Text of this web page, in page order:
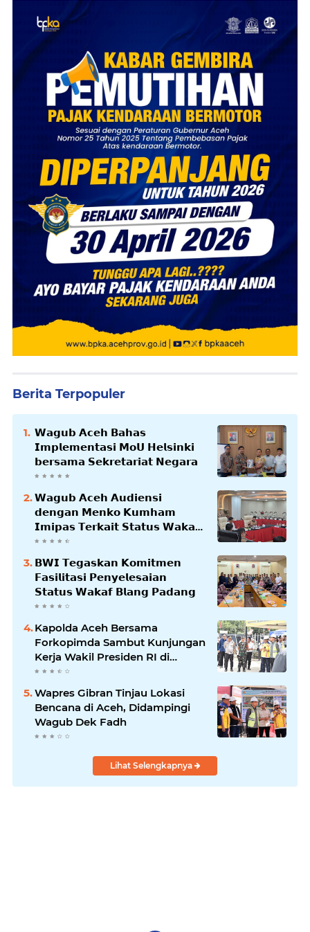
Berita Terpopuler
𝗪𝗮𝗴𝘂𝗯 𝗔𝗰𝗲𝗵 𝗕𝗮𝗵𝗮𝘀
𝗜𝗺𝗽𝗹𝗲𝗺𝗲𝗻𝘁𝗮𝘀𝗶 𝗠𝗼𝗨 𝗛𝗲𝗹𝘀𝗶𝗻𝗸𝗶
𝗯𝗲𝗿𝘀𝗮𝗺𝗮 𝗦𝗲𝗸𝗿𝗲𝘁𝗮𝗿𝗶𝗮𝘁 𝗡𝗲𝗴𝗮𝗿𝗮
𝗪𝗮𝗴𝘂𝗯 𝗔𝗰𝗲𝗵 𝗔𝘂𝗱𝗶𝗲𝗻𝘀𝗶
𝗱𝗲𝗻𝗴𝗮𝗻 𝗠𝗲𝗻𝗸𝗼 𝗞𝘂𝗺𝗵𝗮𝗺
𝗜𝗺𝗶𝗽𝗮𝘀 𝗧𝗲𝗿𝗸𝗮𝗶𝘁 𝗦𝘁𝗮𝘁𝘂𝘀 𝗪𝗮𝗸𝗮𝗳
𝗕𝗹𝗮𝗻𝗴𝗽𝗮𝗱𝗮𝗻𝗴
𝗕𝗪𝗜 𝗧𝗲𝗴𝗮𝘀𝗸𝗮𝗻 𝗞𝗼𝗺𝗶𝘁𝗺𝗲𝗻
𝗙𝗮𝘀𝗶𝗹𝗶𝘁𝗮𝘀𝗶 𝗣𝗲𝗻𝘆𝗲𝗹𝗲𝘀𝗮𝗶𝗮𝗻
𝗦𝘁𝗮𝘁𝘂𝘀 𝗪𝗮𝗸𝗮𝗳 𝗕𝗹𝗮𝗻𝗴 𝗣𝗮𝗱𝗮𝗻𝗴
Kapolda Aceh Bersama
Forkopimda Sambut Kunjungan
Kerja Wakil Presiden RI di
Kabupaten Bireuen
Wapres Gibran Tinjau Lokasi
Bencana di Aceh, Didampingi
Wagub Dek Fadh
Lihat Selengkapnya